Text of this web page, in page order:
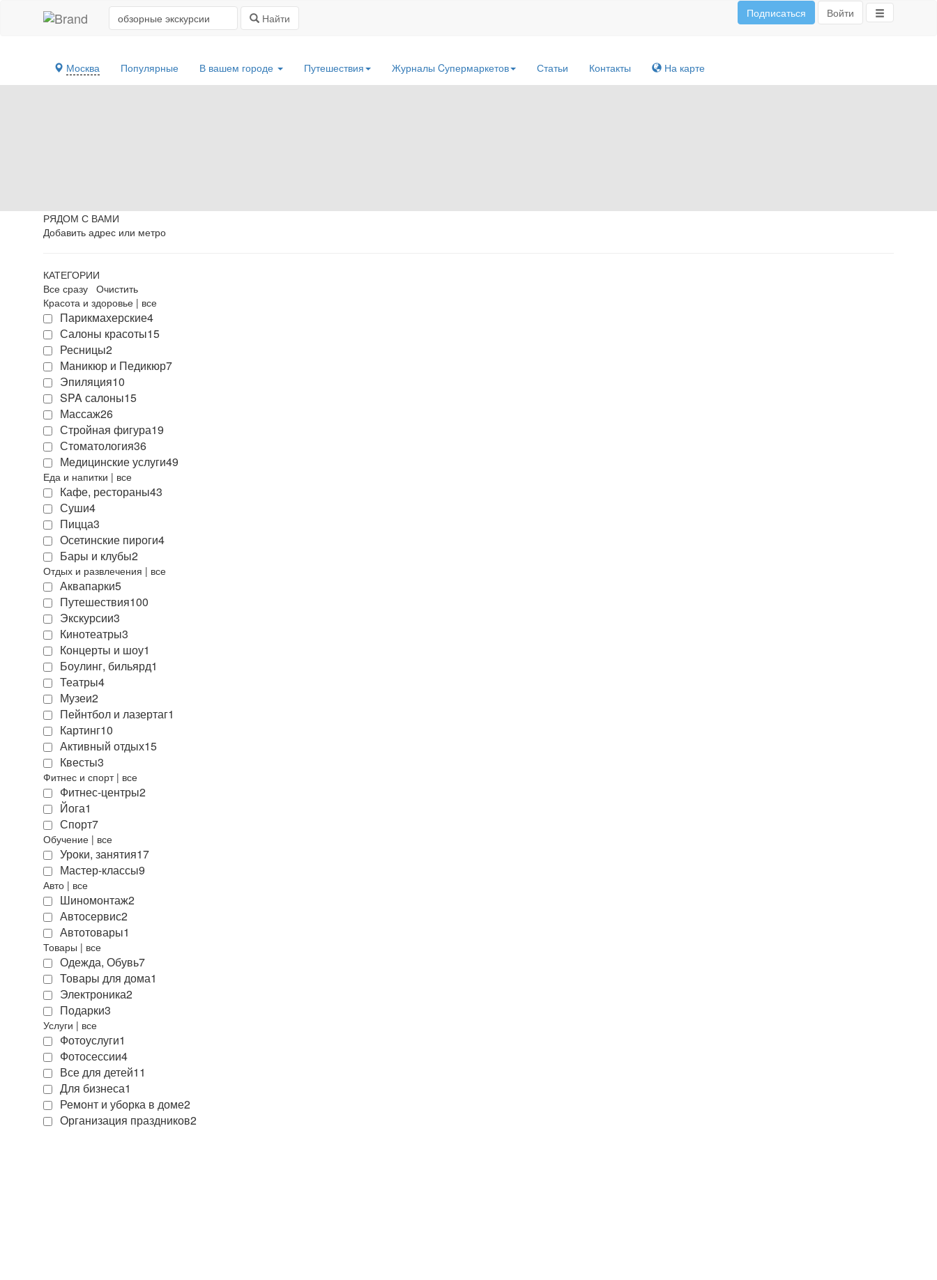
Найти Подписаться Войти
Москва Популярные В вашем городе Путешествия Журналы Cупермаркетов Статьи Контакты На карте
РЯДОМ С ВАМИ
Добавить адрес или метро
КАТЕГОРИИ
Все сразу Очистить
Красота и здоровье | все
Парикмахерские4
Салоны красоты15
Ресницы2
Маникюр и Педикюр7
Эпиляция10
SPA салоны15
Массаж26
Стройная фигура19
Стоматология36
Медицинские услуги49
Еда и напитки | все
Кафе, рестораны43
Суши4
Пицца3
Осетинские пироги4
Бары и клубы2
Отдых и развлечения | все
Аквапарки5
Путешествия100
Экскурсии3
Кинотеатры3
Концерты и шоу1
Боулинг, бильярд1
Театры4
Музеи2
Пейнтбол и лазертаг1
Картинг10
Активный отдых15
Квесты3
Фитнес и спорт | все
Фитнес-центры2
Йога1
Спорт7
Обучение | все
Уроки, занятия17
Мастер-классы9
Авто | все
Шиномонтаж2
Автосервис2
Автотовары1
Товары | все
Одежда, Обувь7
Товары для дома1
Электроника2
Подарки3
Услуги | все
Фотоуслуги1
Фотосессии4
Все для детей11
Для бизнеса1
Ремонт и уборка в доме2
Организация праздников2